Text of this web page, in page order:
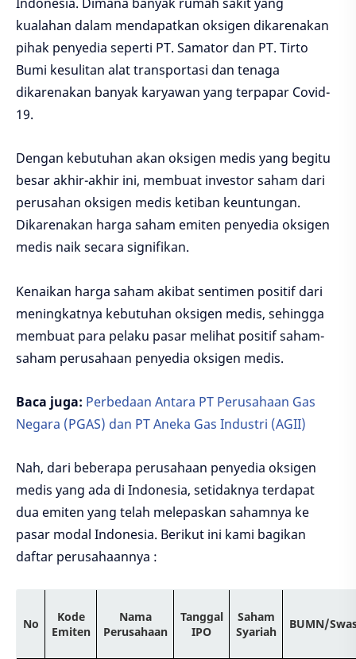
kualahan dalam mendapatkan oksigen dikarenakan
pihak penyedia seperti PT. Samator dan PT. Tirto
Bumi kesulitan alat transportasi dan tenaga
dikarenakan banyak karyawan yang terpapar Covid-
19.
Dengan kebutuhan akan oksigen medis yang begitu
besar akhir-akhir ini, membuat investor saham dari
perusahan oksigen medis ketiban keuntungan.
Dikarenakan harga saham emiten penyedia oksigen
medis naik secara signifikan.
Kenaikan harga saham akibat sentimen positif dari
meningkatnya kebutuhan oksigen medis, sehingga
membuat para pelaku pasar melihat positif saham-
saham perusahaan penyedia oksigen medis.
Baca juga: Perbedaan Antara PT Perusahaan Gas
Negara (PGAS) dan PT Aneka Gas Industri (AGII)
Nah, dari beberapa perusahaan penyedia oksigen
medis yang ada di Indonesia, setidaknya terdapat
dua emiten yang telah melepaskan sahamnya ke
pasar modal Indonesia. Berikut ini kami bagikan
daftar perusahaannya :
No
Kode
Emiten
Nama
Perusahaan
Tanggal
IPO
Saham
Syariah
BUMN/